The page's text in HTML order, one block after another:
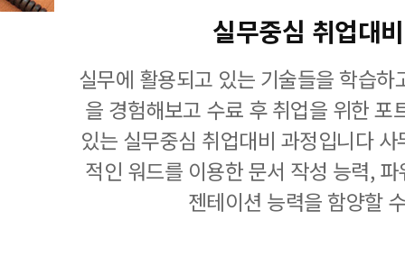
실무중심 취업대
실무에 활용되고 있는 기술들을 학습
을 경험해보고 수료 후 취업을 위한 포
있는 실무중심 취업대비 과정입니다
적인 워드를 이용한 문서 작성 능력,
젠테이션 능력을 함양할